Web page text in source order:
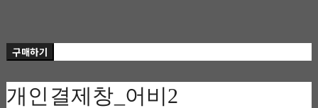
구매하기
개인결제창_어비2